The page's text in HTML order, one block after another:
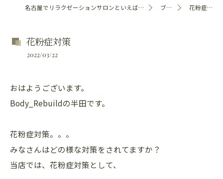
名古屋でリラクゼーションサロンといえばBody_Rebuild ブログ 花粉症対策
花粉症対策
2022/03/22
おはようございます。
Body_Rebuildの半田です。
花粉症対策。。。
みなさんはどの様な対策をされてますか？
当店では、花粉症対策として、